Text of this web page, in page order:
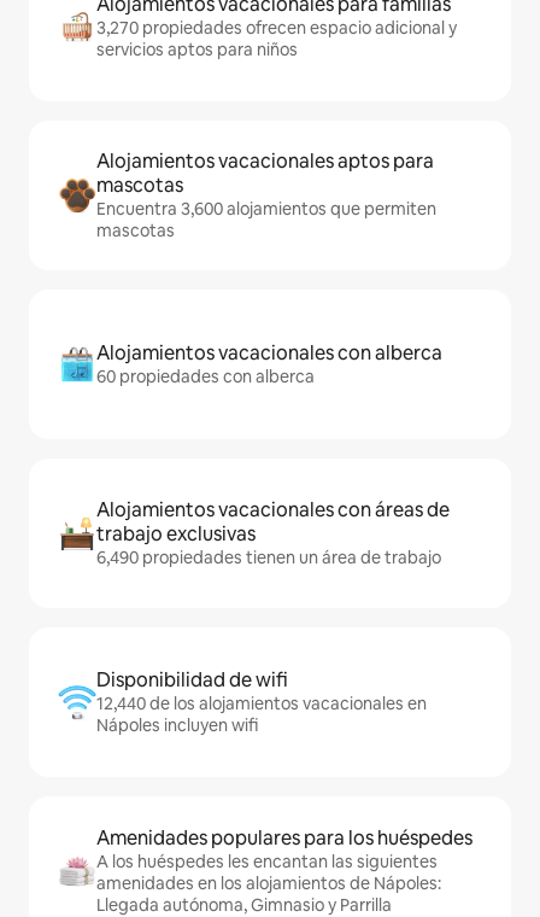
3,270 propiedades ofrecen espacio adicional y
servicios aptos para niños
Alojamientos vacacionales aptos para
mascotas
Encuentra 3,600 alojamientos que permiten
mascotas
Alojamientos vacacionales con alberca
60 propiedades con alberca
Alojamientos vacacionales con áreas de
trabajo exclusivas
6,490 propiedades tienen un área de trabajo
Disponibilidad de wifi
12,440 de los alojamientos vacacionales en
Nápoles incluyen wifi
Amenidades populares para los huéspedes
A los huéspedes les encantan las siguientes
amenidades en los alojamientos de Nápoles:
Llegada autónoma, Gimnasio y Parrilla